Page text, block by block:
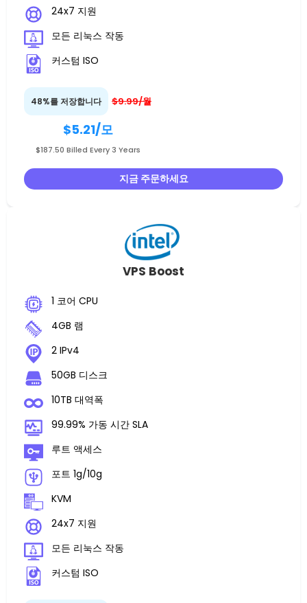
24x7 지원
모든 리눅스 작동
커스텀 ISO
48%를 저장합니다 $9.99/월
$5.21/모
$187.50 Billed Every 3 Years
지금 주문하세요
VPS Boost
1 코어 CPU
4GB 램
2 IPv4
50GB 디스크
10TB 대역폭
99.99% 가동 시간 SLA
루트 액세스
포트 1g/10g
KVM
24x7 지원
모든 리눅스 작동
커스텀 ISO